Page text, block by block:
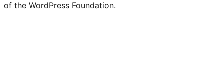
of the WordPress Foundation.